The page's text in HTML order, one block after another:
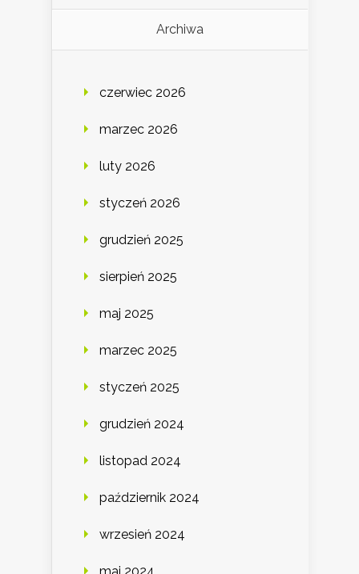
Archiwa
czerwiec 2026
marzec 2026
luty 2026
styczeń 2026
grudzień 2025
sierpień 2025
maj 2025
marzec 2025
styczeń 2025
grudzień 2024
listopad 2024
październik 2024
wrzesień 2024
maj 2024